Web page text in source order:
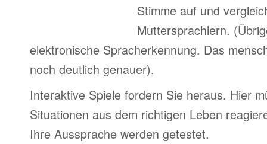
Stimme auf und
Muttersprachlern.
elektronische Spracherkennung. Das
noch deutlich genauer).
Interaktive Spiele fordern Sie heraus. Hier
Situationen aus dem richtigen Leben
Ihre Aussprache werden getestet.